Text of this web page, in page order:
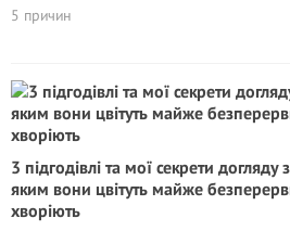
5 причин
3 підгодівлі та мої секрети
яким вони цвітуть майже
хворіють